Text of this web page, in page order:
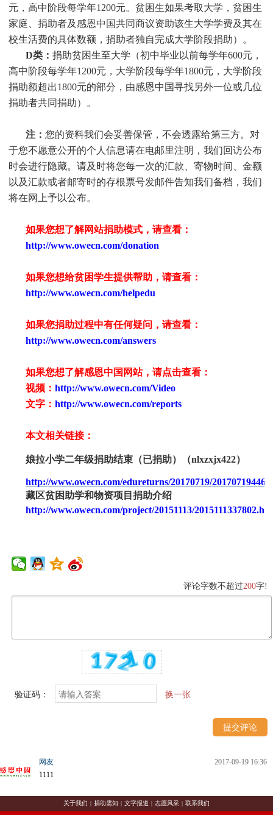
元，高中阶段每学年1200元。贫困生如果考取大学，贫困生
家庭、捐助者及感恩中国共同商议资助该生大学学费及其在
校生活费的具体数额，捐助者独自完成大学阶段捐助）。
D类： 捐助贫困生至大学（初中毕业以前每学年600元，
高中阶段每学年1200元，大学阶段每学年1800元，大学阶段
捐助额超出1800元的部分，由感恩中国寻找另外一位或几位
捐助者共同捐助）。
注： 您的资料我们会妥善保管，不会透露给第三方。对
于您不愿意公开的个人信息请在电邮里注明，我们回访公布
时会进行隐藏。请及时将您每一次的汇款、寄物时间、金额
以及汇款或者邮寄时的存根票号发邮件告知我们备档，我们
将在网上予以公布。
如果您想了解网站捐助模式，请查看：
http://www.owecn.com/donation
如果您想给贫困学生提供帮助，请查看：
http://www.owecn.com/helpedu
如果您捐助过程中有任何疑问，请查看：
http://www.owecn.com/answers
如果您想了解感恩中国网站，请点击查看：
视频： http://www.owecn.com/Video
文字： http://www.owecn.com/reports
本文相关链接：
娘拉小学二年级捐助结束（已捐助）（nlxzxjx422）
http://www.owecn.com/edureturns/20170719/
藏区贫困助学和物资项目捐助介绍
http://www.owecn.com/project/20151113/
评论字数不超过200字!
验证码： 换一张
网友
2017-09-19 16:36
1111
关于我们 | 捐助需知 | 文字报道 | 志愿风采 | 联系我们